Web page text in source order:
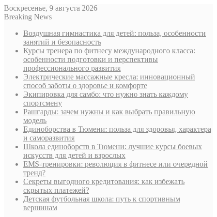
Воскресенье, 9 августа 2026
Breaking News
Воздушная гимнастика для детей: польза, особенности
занятий и безопасность
Курсы тренера по фитнесу международного класса:
особенности подготовки и перспективы
профессионального развития
Электрические массажные кресла: инновационный
способ заботы о здоровье и комфорте
Экипировка для самбо: что нужно знать каждому
спортсмену
Рашгарды: зачем нужны и как выбрать правильную
модель
Единоборства в Тюмени: польза для здоровья, характера
и саморазвития
Школа единоборств в Тюмени: лучшие курсы боевых
искусств для детей и взрослых
EMS-тренировки: революция в фитнесе или очередной
тренд?
Секреты выгодного кредитования: как избежать
скрытых платежей?
Детская футбольная школа: путь к спортивным
вершинам